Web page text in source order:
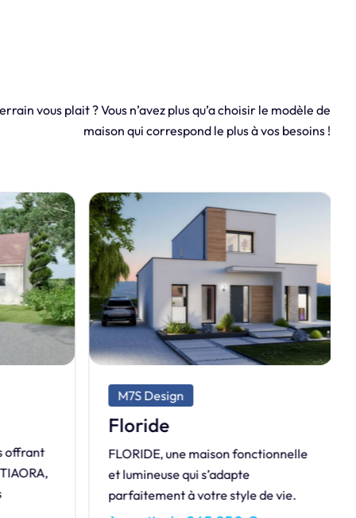
vous plait ? Vous n’avez plus qu’a choisir le modèle de
maison qui correspond le plus à vos besoins !
offrant
M7S Design
Floride
FLORIDE, une maison fonctionnelle
et lumineuse qui s’adapte
parfaitement à votre style de vie.